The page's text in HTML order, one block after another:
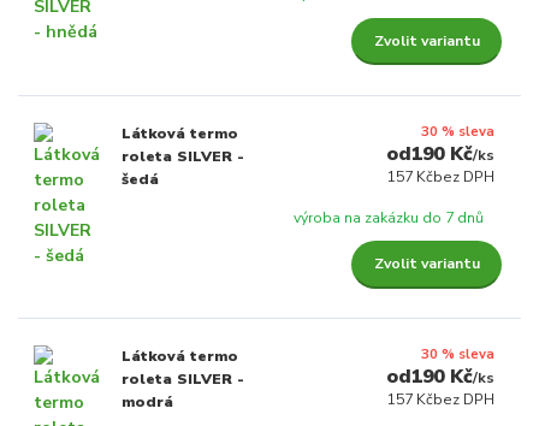
Zvolit variantu
Látková termo
roleta SILVER -
šedá
30 % sleva
190 Kč/ks
157 Kčbez DPH
výroba na zakázku do 7 dnů
Zvolit variantu
Látková termo
roleta SILVER -
modrá
30 % sleva
190 Kč/ks
157 Kčbez DPH